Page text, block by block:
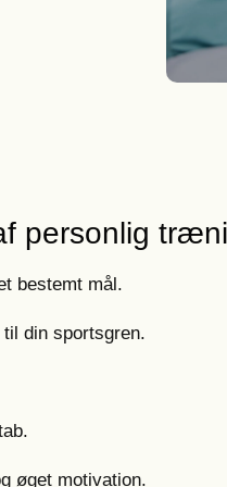
personlig
bestemt mål.
din sportsgren.
øget motivation.